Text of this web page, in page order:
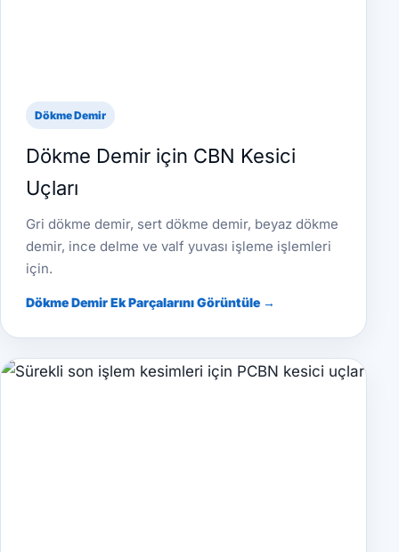
Dökme Demir
Dökme Demir için CBN Kesici
Uçları
Gri dökme demir, sert dökme demir, beyaz dökme
demir, ince delme ve valf yuvası işleme işlemleri
için.
Dökme Demir Ek Parçalarını Görüntüle →